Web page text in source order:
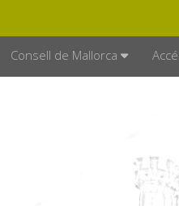
Consell de Mallorca